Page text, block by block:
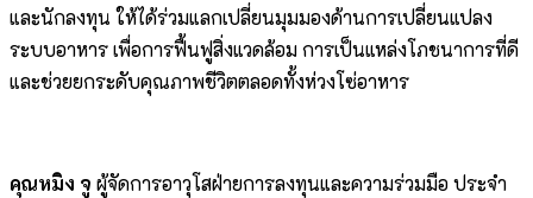
และนักลงทุน ให้ได้ร่วมแลกเปลี่ยนมุมมองด้านการเปลี่ยนแปลง
ระบบอาหาร เพื่อการฟื้นฟูสิ่งแวดล้อม การเป็นแหล่งโภชนาการที่ดี
และช่วยยกระดับคุณภาพชีวิตตลอดทั้งห่วงโซ่อาหาร
คุณหมิง จู ผู้จัดการอาวุโสฝ่ายการลงทุนและความร่วมมือ ประจำ